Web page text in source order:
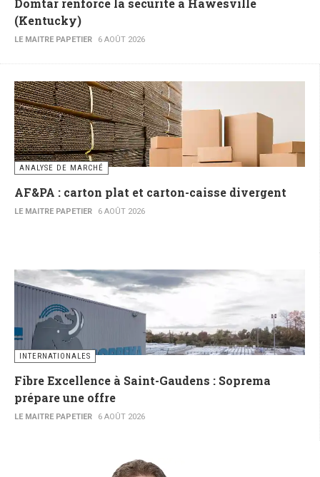
Domtar renforce la sécurité à Hawesville
(Kentucky)
LE MAITRE PAPETIER 6 AOÛT 2026
ANALYSE DE MARCHÉ
AF&PA : carton plat et carton-caisse divergent
LE MAITRE PAPETIER 6 AOÛT 2026
INTERNATIONALES
Fibre Excellence à Saint-Gaudens : Soprema
prépare une offre
LE MAITRE PAPETIER 6 AOÛT 2026